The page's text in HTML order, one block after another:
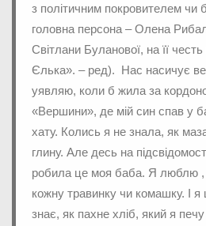
з політичним покровителем
головна персона – Олена
Світлани Буланової, на її
Єлька». – ред). Нас насичує
уявляю, коли б жила за
«Вершини», де мій син спав у
хату. Колись я не знала, як
глину. Але десь на
робила це моя баба. Я люблю ,
кожну травинку чи комашку. І
знає, як пахне хліб, який я